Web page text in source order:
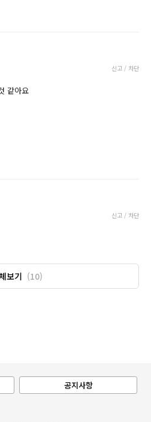
신고 / 차단
같아요
신고 / 차단
보기 (10)
공지사항